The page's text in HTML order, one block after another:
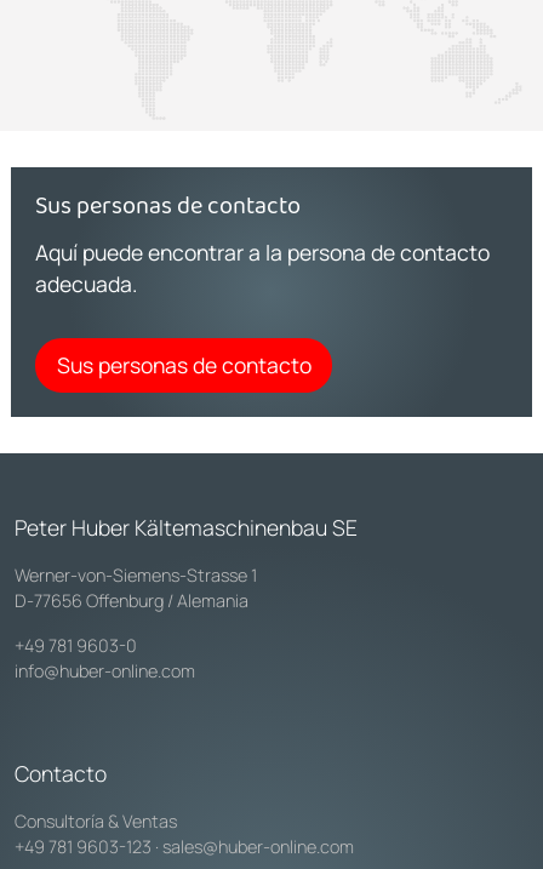
Sus personas de contacto
Aquí puede encontrar a la persona de contacto
adecuada.
Sus personas de contacto
Peter Huber Kältemaschinenbau SE
Werner-von-Siemens-Strasse 1
D-77656 Offenburg / Alemania
+49 781 9603-0
info@huber-online.com
Contacto
Consultoría & Ventas
+49 781 9603-123 · sales@huber-online.com